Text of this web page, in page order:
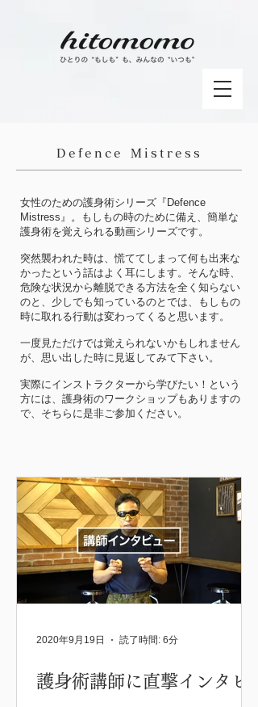
護身術講師に直撃インタビ
2020年9月19日 読了時間: 6分
Defence Mistress
​女性のための護身術シリーズ『Defence
Mistress』。もしもの時のために備え、簡単な
護身術を覚えられる動画シリーズです。
突然襲われた時は、慌ててしまって何も出来な
かったという話はよく耳にします。そんな時、
危険な状況から離脱できる方法を全く知らない
のと、少しでも知っているのとでは、もしもの
時に取れる行動は変わってくると思います。
一度見ただけでは覚えられないかもしれません
が、思い出した時に見返してみて下さい。
​実際にインストラクターから学びたい！という
方には、護身術のワークショップもありますの
で、そちらに是非ご参加ください。